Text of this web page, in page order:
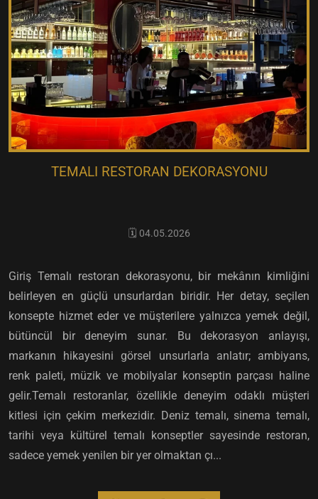
TEMALI RESTORAN DEKORASYONU
🗓️ 04.05.2026
Giriş Temalı restoran dekorasyonu, bir mekânın kimliğini
belirleyen en güçlü unsurlardan biridir. Her detay, seçilen
konsepte hizmet eder ve müşterilere yalnızca yemek değil,
bütüncül bir deneyim sunar. Bu dekorasyon anlayışı,
markanın hikayesini görsel unsurlarla anlatır; ambiyans,
renk paleti, müzik ve mobilyalar konseptin parçası haline
gelir.Temalı restoranlar, özellikle deneyim odaklı müşteri
kitlesi için çekim merkezidir. Deniz temalı, sinema temalı,
tarihi veya kültürel temalı konseptler sayesinde restoran,
sadece yemek yenilen bir yer olmaktan çı...